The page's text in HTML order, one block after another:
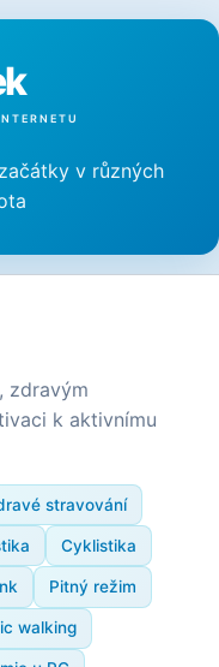
v různých
zdravým
k aktivnímu
stravování
Cyklistika
Pitný režim
walking